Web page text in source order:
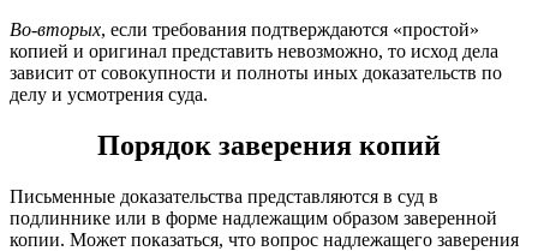
Во-вторых, если требования подтверждаются «простой»
копией и оригинал представить невозможно, то исход дела
зависит от совокупности и полноты иных доказательств по
делу и усмотрения суда.
Порядок заверения копий
Письменные доказательства представляются в суд в
подлиннике или в форме надлежащим образом заверенной
копии. Может показаться, что вопрос надлежащего заверения